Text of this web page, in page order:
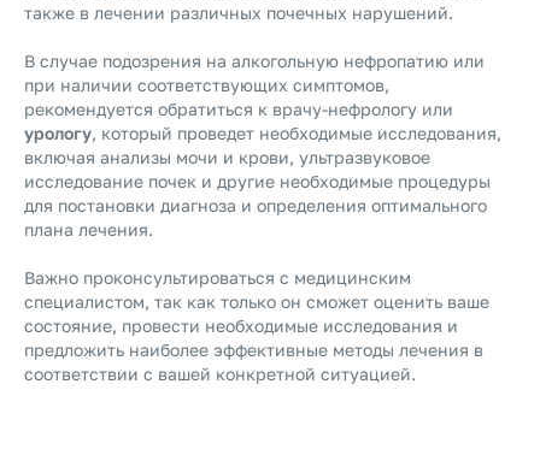
также в лечении различных почечных нарушений.
В случае подозрения на алкогольную нефропатию или
при наличии соответствующих симптомов,
рекомендуется обратиться к врачу-нефрологу или
урологу, который проведет необходимые исследования,
включая анализы мочи и крови, ультразвуковое
исследование почек и другие необходимые процедуры
для постановки диагноза и определения оптимального
плана лечения.
Важно проконсультироваться с медицинским
специалистом, так как только он сможет оценить ваше
состояние, провести необходимые исследования и
предложить наиболее эффективные методы лечения в
соответствии с вашей конкретной ситуацией.